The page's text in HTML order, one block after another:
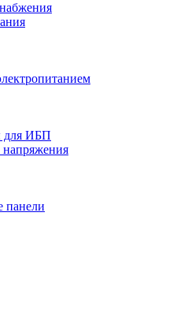
для ИБП
напряжения
панели